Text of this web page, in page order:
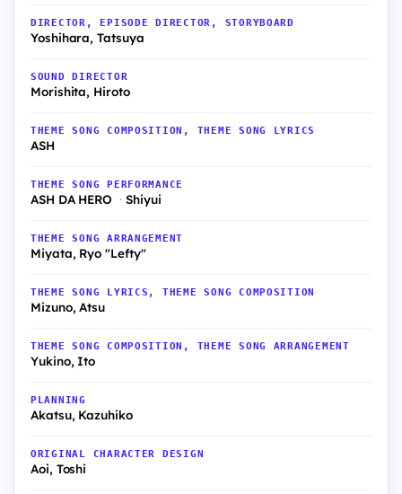
DIRECTOR, EPISODE DIRECTOR, STORYBOARD
Yoshihara, Tatsuya
SOUND DIRECTOR
Morishita, Hiroto
THEME SONG COMPOSITION, THEME SONG LYRICS
ASH
THEME SONG PERFORMANCE
ASH DA HERO Shiyui
THEME SONG ARRANGEMENT
Miyata, Ryo "Lefty"
THEME SONG LYRICS, THEME SONG COMPOSITION
Mizuno, Atsu
THEME SONG COMPOSITION, THEME SONG ARRANGEMENT
Yukino, Ito
PLANNING
Akatsu, Kazuhiko
ORIGINAL CHARACTER DESIGN
Aoi, Toshi